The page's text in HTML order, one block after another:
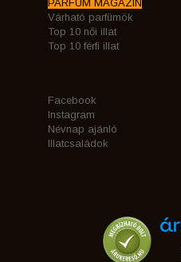
PARFÜM MAGAZIN
Várható parfümök
Top 10 női illat
Top 10 férfi illat
Facebook
Instagram
Névnap ajánló
Illatcsaládok